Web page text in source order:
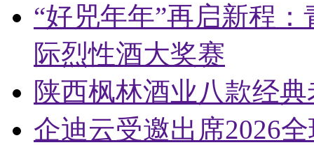
“好兕年年”再启新程
际烈性酒大奖赛
陕西枫林酒业八款经
企迪云受邀出席2026